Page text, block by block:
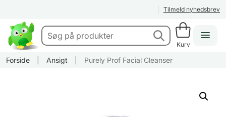
Tilmeld nyhedsbrev
Kurv
Forside Ansigt Purely Prof Facial Cleanser